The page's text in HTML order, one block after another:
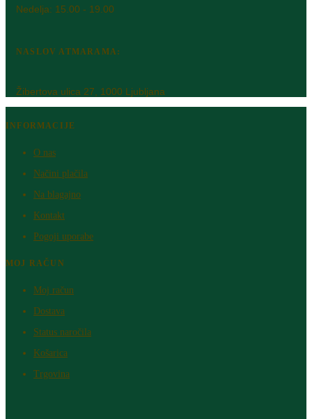
Nedelja: 15.00 - 19.00
NASLOV ATMARAMA:
Žibertova ulica 27, 1000 Ljubljana
INFORMACIJE
O nas
Načini plačila
Na blagajno
Kontakt
Pogoji uporabe
MOJ RAČUN
Moj račun
Dostava
Status naročila
Košarica
Trgovina